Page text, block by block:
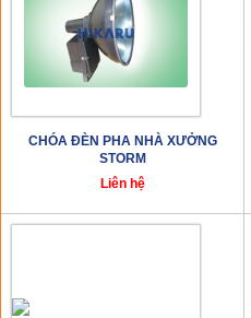
CHÓA ĐÈN PHA NHÀ XƯỞNG
STORM
Liên hệ